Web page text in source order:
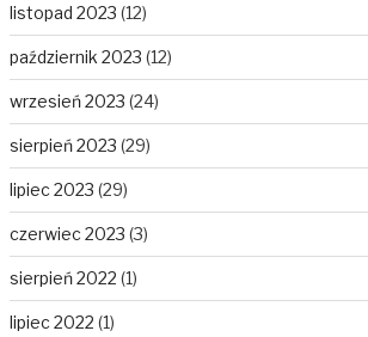
listopad 2023 (12)
październik 2023 (12)
wrzesień 2023 (24)
sierpień 2023 (29)
lipiec 2023 (29)
czerwiec 2023 (3)
sierpień 2022 (1)
lipiec 2022 (1)